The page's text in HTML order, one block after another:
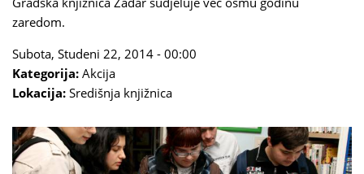
zaredom.
Subota, Studeni 22, 2014 - 00:00
Kategorija: Akcija
Lokacija: Središnja knjižnica